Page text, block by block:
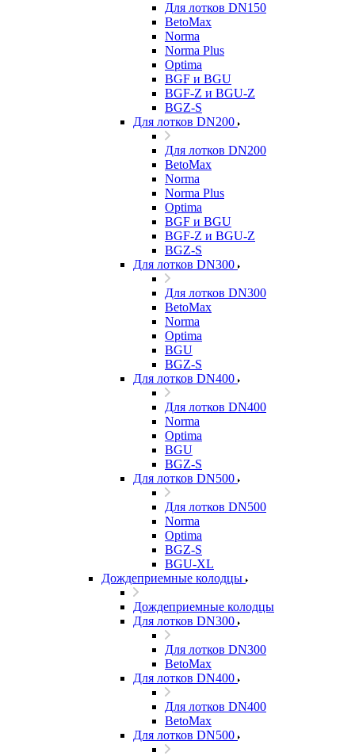
Для лотков DN150
BetoMax
Norma
Norma Plus
Optima
BGF и BGU
BGF-Z и BGU-Z
BGZ-S
Для лотков DN200
Для лотков DN200
BetoMax
Norma
Norma Plus
Optima
BGF и BGU
BGF-Z и BGU-Z
BGZ-S
Для лотков DN300
Для лотков DN300
BetoMax
Norma
Optima
BGU
BGZ-S
Для лотков DN400
Для лотков DN400
Norma
Optima
BGU
BGZ-S
Для лотков DN500
Для лотков DN500
Norma
Optima
BGZ-S
BGU-XL
Дождеприемные колодцы
Дождеприемные колодцы
Для лотков DN300
Для лотков DN300
BetoMax
Для лотков DN400
Для лотков DN400
BetoMax
Для лотков DN500